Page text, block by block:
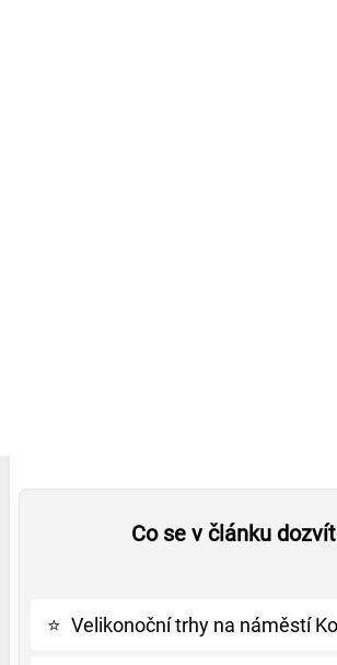
Co se v článku
⭐ Velikonoční trhy na náměstí